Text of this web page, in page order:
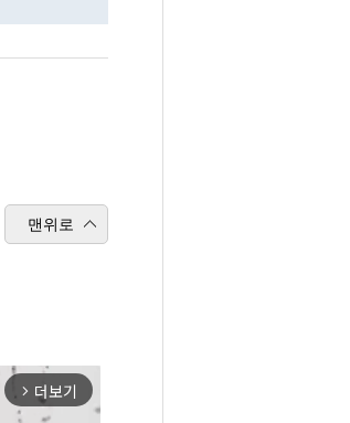
맨위로
arrow_forward_ios 더보기